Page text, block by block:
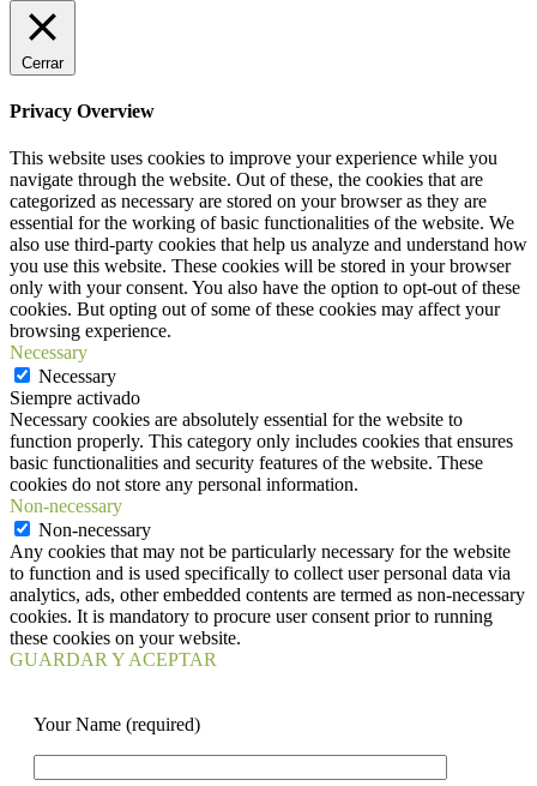
Cerrar
Privacy Overview
This website uses cookies to improve your experience while you
navigate through the website. Out of these, the cookies that are
categorized as necessary are stored on your browser as they are
essential for the working of basic functionalities of the website. We
also use third-party cookies that help us analyze and understand how
you use this website. These cookies will be stored in your browser
only with your consent. You also have the option to opt-out of these
cookies. But opting out of some of these cookies may affect your
browsing experience.
Necessary
Necessary
Siempre activado
Necessary cookies are absolutely essential for the website to
function properly. This category only includes cookies that ensures
basic functionalities and security features of the website. These
cookies do not store any personal information.
Non-necessary
Non-necessary
Any cookies that may not be particularly necessary for the website
to function and is used specifically to collect user personal data via
analytics, ads, other embedded contents are termed as non-necessary
cookies. It is mandatory to procure user consent prior to running
these cookies on your website.
GUARDAR Y ACEPTAR
Your Name (required)